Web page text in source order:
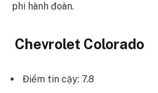
phi hành đoàn.
Chevrolet Colorado
Điểm tin cậy: 7.8